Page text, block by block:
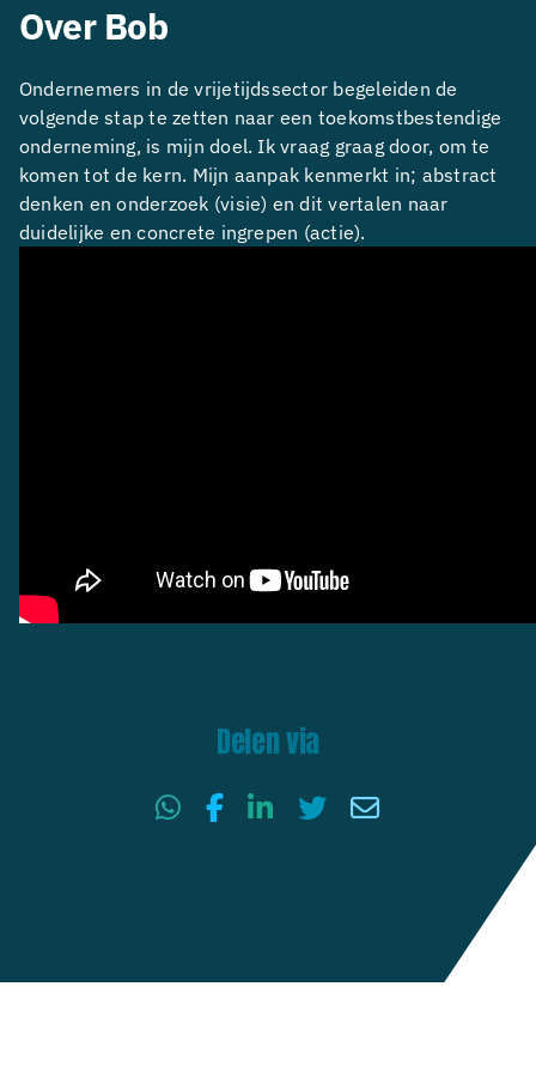
Over Bob
Ondernemers in de vrijetijdssector begeleiden de
volgende stap te zetten naar een toekomstbestendige
onderneming, is mijn doel. Ik vraag graag door, om te
komen tot de kern. Mijn aanpak kenmerkt in; abstract
denken en onderzoek (visie) en dit vertalen naar
duidelijke en concrete ingrepen (actie).
Delen via